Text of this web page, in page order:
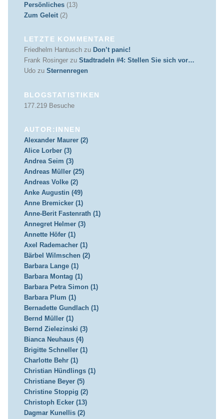
Persönliches(13)
Zum Geleit(2)
LETZTE KOMMENTARE
Friedhelm Hantuschzu Don’t panic!
Frank Rosingerzu Stadtradeln #4: Stellen Sie sich vor…
Udozu Sternenregen
BLOGSTATISTIKEN
177.219 Besuche
AUTOR:INNEN
Alexander Maurer (2)
Alice Lorber (3)
Andrea Seim (3)
Andreas Müller (25)
Andreas Volke (2)
Anke Augustin (49)
Anne Bremicker (1)
Anne-Berit Fastenrath (1)
Annegret Helmer (3)
Annette Höfer (1)
Axel Rademacher (1)
Bärbel Wilmschen (2)
Barbara Lange (1)
Barbara Montag (1)
Barbara Petra Simon (1)
Barbara Plum (1)
Bernadette Gundlach (1)
Bernd Müller (1)
Bernd Zielezinski (3)
Bianca Neuhaus (4)
Brigitte Schneller (1)
Charlotte Behr (1)
Christian Hündlings (1)
Christiane Beyer (5)
Christine Stoppig (2)
Christoph Ecker (13)
Dagmar Kunellis (2)